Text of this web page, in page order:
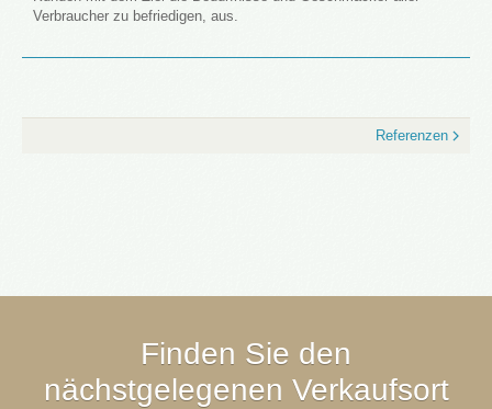
Verbraucher zu befriedigen, aus.
Referenzen
Finden Sie den
nächstgelegenen Verkaufsort